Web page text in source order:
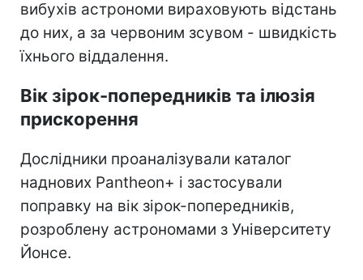
вибухів астрономи вираховують відстань
до них, а за червоним зсувом - швидкість
їхнього віддалення.
Вік зірок-попередників та ілюзія
прискорення
Дослідники проаналізували каталог
наднових Pantheon+ і застосували
поправку на вік зірок-попередників,
розроблену астрономами з Університету
Йонсе.